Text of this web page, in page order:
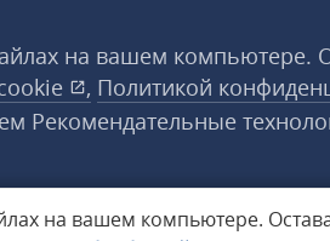
на вашем компьютере.
на вашем компьютере.
, Политикой
Рекомендательные